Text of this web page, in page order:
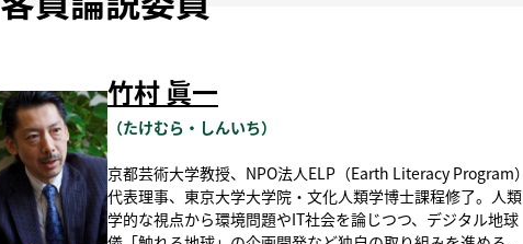
竹村 眞一
（たけむら・しんいち）
京都芸術大学教授、NPO法人ELP（Earth Literacy Program）
代表理事、東京大学大学院・文化人類学博士課程修了。人類
学的な視点から環境問題やIT社会を論じつつ、デジタル地球